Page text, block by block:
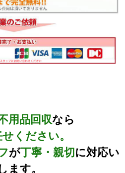
用品回収なら
ください。
が丁寧・親切 に対応い
ます。